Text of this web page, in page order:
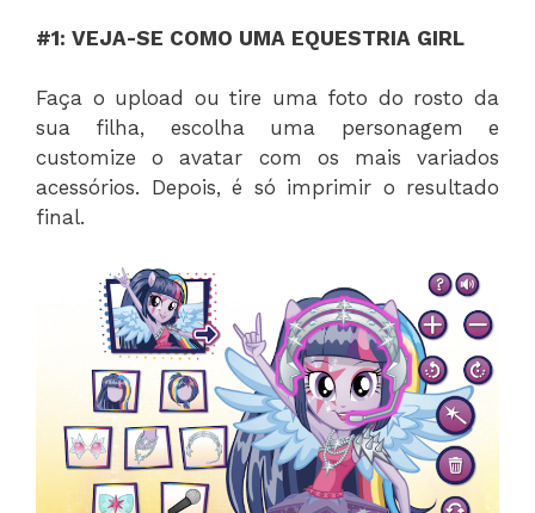
#1: VEJA-SE COMO UMA EQUESTRIA GIRL
Faça o upload ou tire uma foto do rosto da
sua filha, escolha uma personagem e
customize o avatar com os mais variados
acessórios. Depois, é só imprimir o resultado
final.